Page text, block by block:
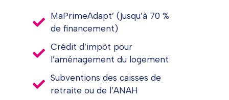
MaPrimeAdapt’ (jusqu’à 70 %
de financement)
Crédit d’impôt pour
l’aménagement du logement
Subventions des caisses de
retraite ou de l’ANAH